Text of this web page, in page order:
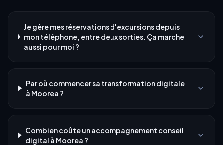
Je gère mes réservations d'excursions depuis
mon téléphone, entre deux sorties. Ça marche
aussi pour moi ?
Par où commencer sa transformation digitale
à Moorea ?
Combien coûte un accompagnement conseil
digital à Moorea ?